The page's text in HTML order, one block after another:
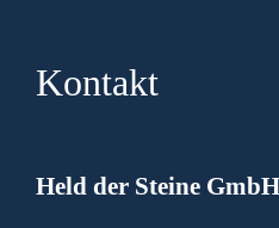
Kontakt
Held der Steine GmbH